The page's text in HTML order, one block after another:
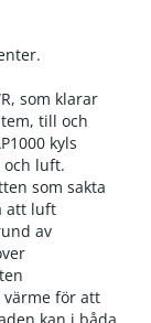
som klarar
till och
kyls
luft.
som sakta
att luft
av
för att